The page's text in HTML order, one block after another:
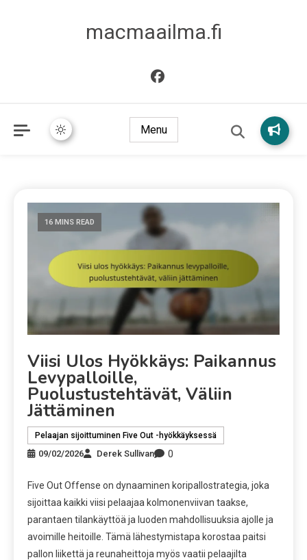
macmaailma.fi
Menu
16 MINS READ
Viisi Ulos Hyökkäys: Paikannus
Levypalloille,
Puolustustehtävät, Väliin
Jättäminen
Pelaajan sijoittuminen Five Out -hyökkäyksessä
09/02/2026 Derek Sullivan 0
Five Out Offense on dynaaminen koripallostrategia, joka
sijoittaa kaikki viisi pelaajaa kolmonenviivan taakse,
parantaen tilankäyttöä ja luoden mahdollisuuksia ajolle ja
avoimille heitoille. Tämä lähestymistapa korostaa paitsi
pallon liikettä ja reunaheittoja myös vaatii pelaajilta